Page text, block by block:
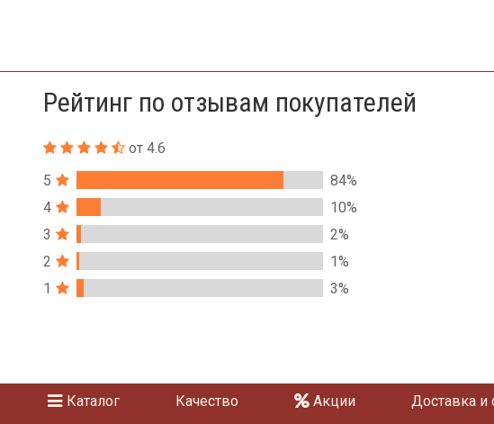
Рейтинг по отзывам покупателей
от 4.6
5
84%
4
10%
3
2%
2
1%
1
3%
Каталог Качество Акции Доставка и